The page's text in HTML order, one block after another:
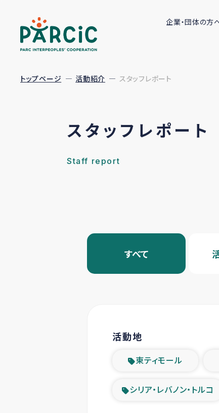
企業・団体の方
トップページ 活動紹介 スタッフレポート
スタッフレポート
Staff report
すべて
活動地
東ティモール
シリア・レバノン・トルコ